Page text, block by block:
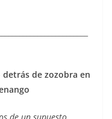
de zozobra en